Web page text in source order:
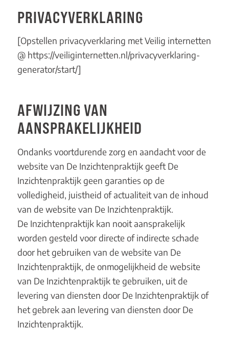
PRIVACYVERKLARING
[Opstellen privacyverklaring met Veilig internetten
@ https://veiliginternetten.nl/privacyverklaring-
generator/start/]
AFWIJZING VAN
AANSPRAKELIJKHEID
Ondanks voortdurende zorg en aandacht voor de
website van De Inzichtenpraktijk geeft De
Inzichtenpraktijk geen garanties op de
volledigheid, juistheid of actualiteit van de inhoud
van de website van De Inzichtenpraktijk.
De Inzichtenpraktijk kan nooit aansprakelijk
worden gesteld voor directe of indirecte schade
door het gebruiken van de website van De
Inzichtenpraktijk, de onmogelijkheid de website
van De Inzichtenpraktijk te gebruiken, uit de
levering van diensten door De Inzichtenpraktijk of
het gebrek aan levering van diensten door De
Inzichtenpraktijk.